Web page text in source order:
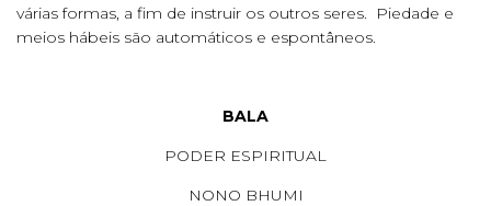
várias formas, a fim de instruir os outros seres. Piedade e
meios hábeis são automáticos e espontâneos.
BALA
PODER ESPIRITUAL
NONO BHUMI